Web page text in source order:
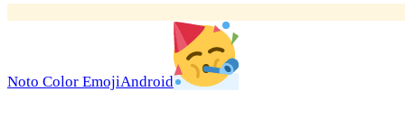
Noto Color EmojiAndroid